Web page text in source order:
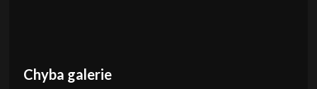
Chyba galerie